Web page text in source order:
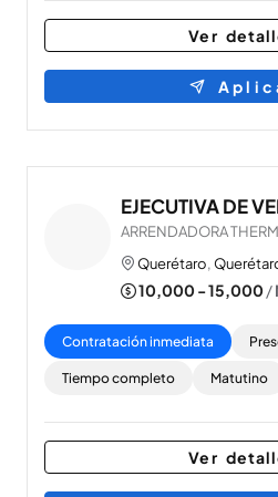
Ver
EJECUTIVA DE
ARRENDADORA
Querétaro,
10,000 - 15,000/
Contratación inmediata
Tiempo completo Matutino
Ver